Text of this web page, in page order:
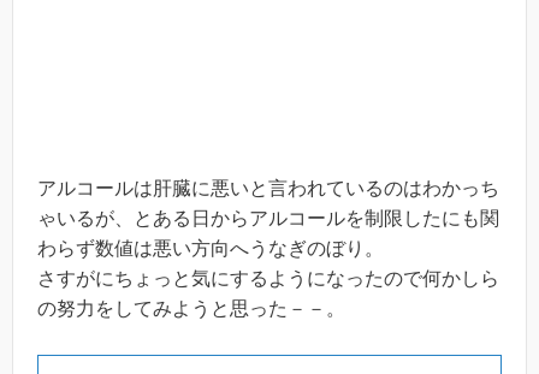
アルコールは肝臓に悪いと言われているのはわかっち
ゃいるが、とある日からアルコールを制限したにも関
わらず数値は悪い方向へうなぎのぼり。
さすがにちょっと気にするようになったので何かしら
の努力をしてみようと思った－－。